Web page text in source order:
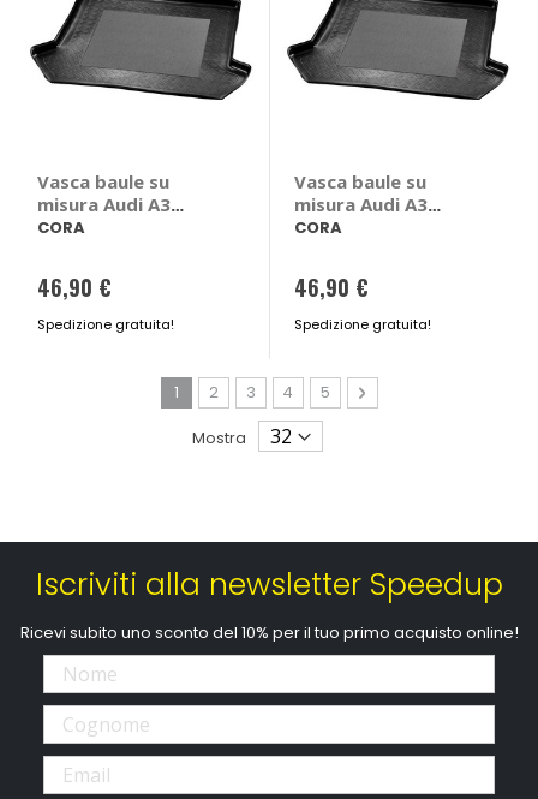
Vasca baule su
misura Audi A3
Sportback 8V
8V 2012 > 2020 5
porte pianale alto
CORA
46,90 €
Spedizione gratuita!
Vasca baule su
misura Audi A3
Sedan 2013>2020 -
CORA
46,90 €
Spedizione gratuita!
Pagina
Attualmente stai leggendo la pagina
1 Pagina
2 Pagina
3 Pagina
4 Pagina
5 Pagina
Avanti
Mostra
Iscriviti alla newsletter Speedup
Ricevi subito uno sconto del 10% per il tuo primo acquisto online!